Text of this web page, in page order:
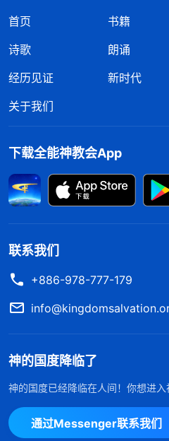
我出头露脸、脸面风光，才
神这样的审判刑罚与显明是
识到自己追求名誉地位的卑
伪、太狂妄。想想神从至高
为人类付出了一切，可神从
面前邀功。我这个败坏至深
神的拯救，却不知感恩还报
欲望，看到自己真是太没有
刻，我心里充满了对神的亏
求观点不对，以前我能撇
本分把我彻底显明了。神啊
欠你太多，真不配享受你
中，我早已泪流满面、泣不
首页 书籍
诗歌
朗诵
经历见证
新时代
关于我们
下载全能神教会App
联系我们
+886-978-777-179
神的国度降临了
神的国度已经降临在人间！你想进入
通过Messenger联系我们